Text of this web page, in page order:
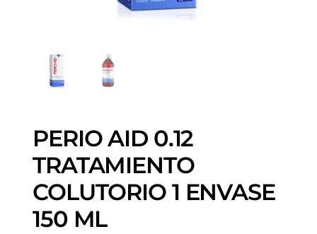
PERIO AID 0.12
TRATAMIENTO
COLUTORIO 1 ENVASE
150 ML